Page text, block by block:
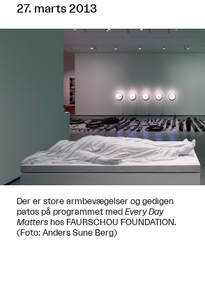
27. marts 2013
Der er store armbevægelser og gedigen
patos på programmet med Every Day
Matters hos FAURSCHOU FOUNDATION.
(Foto: Anders Sune Berg)